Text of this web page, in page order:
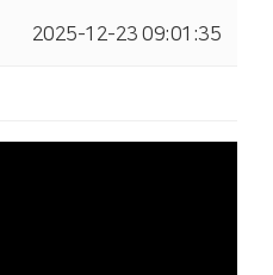
2025-12-23 09:01:35